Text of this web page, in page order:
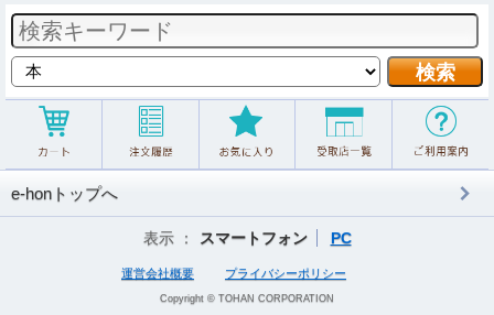
e-honトップへ
表示 ： スマートフォン PC
運営会社概要 プライバシーポリシー
Copyright © TOHAN CORPORATION